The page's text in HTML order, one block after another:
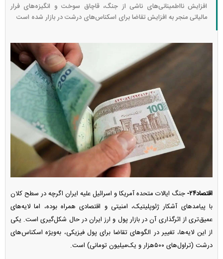
افزایش نااطمینانی‌های ناشی از جنگ، قاچاق سوخت و انگیزه‌های فرار
مالیاتی منجر به افزایش تقاضا برای اسکناس‌های درشت در بازار شده است
اقتصاد۲۴-
جنگ ایالات متحده آمریکا و اسرائیل علیه ایران اگرچه در سطح کلان
با پیامدهای آشکار ژئوپلیتیک، امنیتی و اقتصادی همراه بوده، اما لایه‌های
عمیق‌تری از اثرگذاری آن در بازار پول و ارز ایران در حال شکل‌گیری است. یکی
از این لایه‌ها، تغییر در الگوهای تقاضا برای پول فیزیکی، به‌ویژه اسکناس‌های
درشت (تراول‌های ۵۰۰هزار و یک‌میلیون تومانی) است.